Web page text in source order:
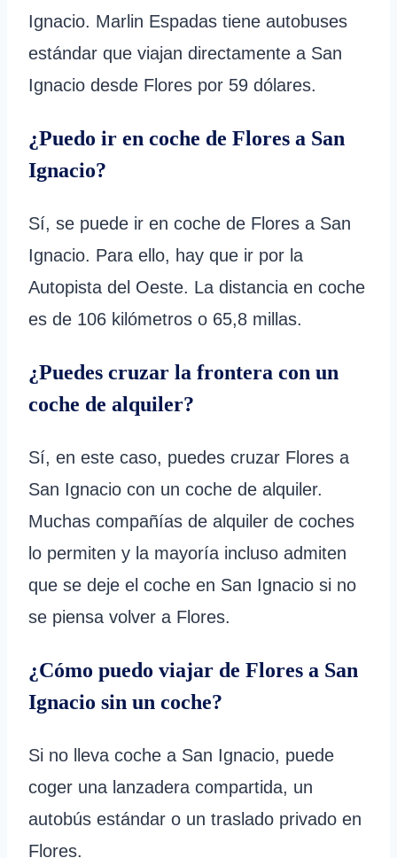
Ignacio. Marlin Espadas tiene autobuses
estándar que viajan directamente a San
Ignacio desde Flores por 59 dólares.
¿Puedo ir en coche de Flores a San
Ignacio?
Sí, se puede ir en coche de Flores a San
Ignacio. Para ello, hay que ir por la
Autopista del Oeste. La distancia en coche
es de 106 kilómetros o 65,8 millas.
¿Puedes cruzar la frontera con un
coche de alquiler?
Sí, en este caso, puedes cruzar Flores a
San Ignacio con un coche de alquiler.
Muchas compañías de alquiler de coches
lo permiten y la mayoría incluso admiten
que se deje el coche en San Ignacio si no
se piensa volver a Flores.
¿Cómo puedo viajar de Flores a San
Ignacio sin un coche?
Si no lleva coche a San Ignacio, puede
coger una lanzadera compartida, un
autobús estándar o un traslado privado en
Flores.